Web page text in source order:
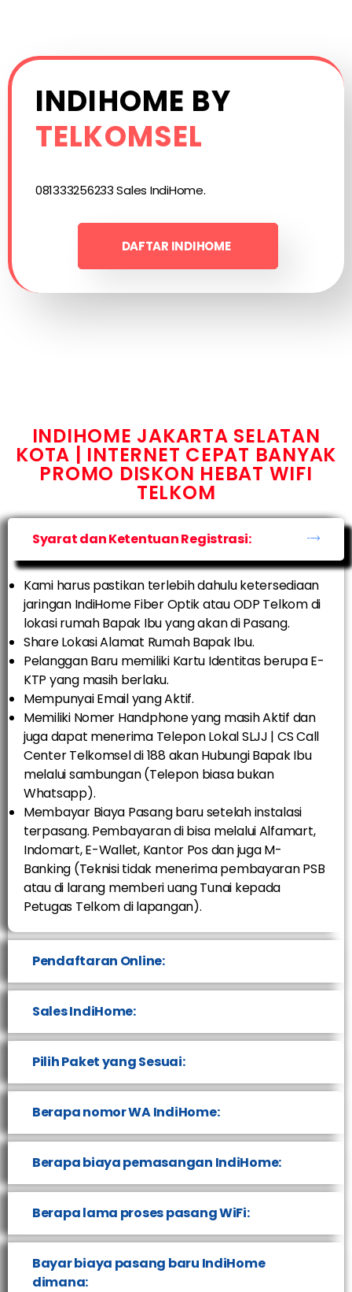
INDIHOME BY
TELKOMSEL
081333256233 Sales IndiHome.
DAFTAR INDIHOME
INDIHOME JAKARTA SELATAN
KOTA | INTERNET CEPAT BANYAK
PROMO DISKON HEBAT WIFI
TELKOM
Syarat dan Ketentuan Registrasi:
Kami harus pastikan terlebih dahulu ketersediaan
jaringan IndiHome Fiber Optik atau ODP Telkom di
lokasi rumah Bapak Ibu yang akan di Pasang.
Share Lokasi Alamat Rumah Bapak Ibu.
Pelanggan Baru memiliki Kartu Identitas berupa E-
KTP yang masih berlaku.
Mempunyai Email yang Aktif.
Memiliki Nomer Handphone yang masih Aktif dan
juga dapat menerima Telepon Lokal SLJJ | CS Call
Center Telkomsel di 188 akan Hubungi Bapak Ibu
melalui sambungan (Telepon biasa bukan
Whatsapp).
Membayar Biaya Pasang baru setelah instalasi
terpasang. Pembayaran di bisa melalui Alfamart,
Indomart, E-Wallet, Kantor Pos dan juga M-
Banking (Teknisi tidak menerima pembayaran PSB
atau di larang memberi uang Tunai kepada
Petugas Telkom di lapangan).
Pendaftaran Online:
Sales IndiHome:
Pilih Paket yang Sesuai:
Berapa nomor WA IndiHome:
Berapa biaya pemasangan IndiHome:
Berapa lama proses pasang WiFi:
Bayar biaya pasang baru IndiHome
dimana: